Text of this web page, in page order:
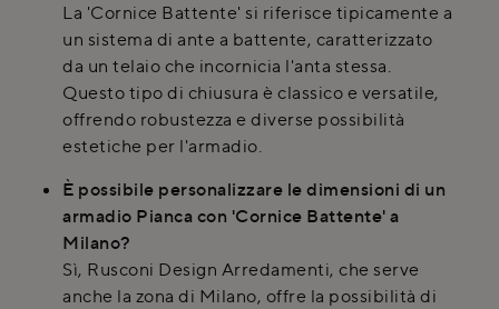
La 'Cornice Battente' si riferisce tipicamente a
un sistema di ante a battente, caratterizzato
da un telaio che incornicia l'anta stessa.
Questo tipo di chiusura è classico e versatile,
offrendo robustezza e diverse possibilità
estetiche per l'armadio.
È possibile personalizzare le dimensioni di un
armadio Pianca con 'Cornice Battente' a
Milano?
Sì, Rusconi Design Arredamenti, che serve
anche la zona di Milano, offre la possibilità di